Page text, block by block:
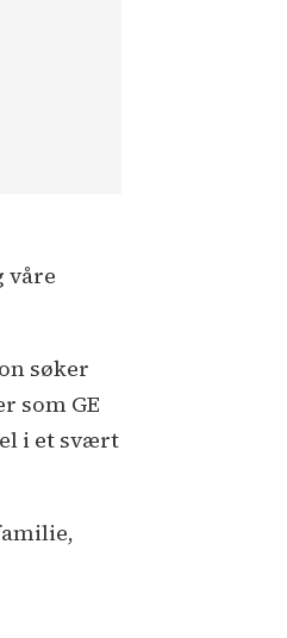
våre
søker
som GE
i et svært